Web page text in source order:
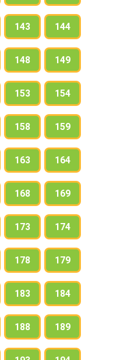
143 144
148 149
153 154
158 159
163 164
168 169
173 174
178 179
183 184
188 189